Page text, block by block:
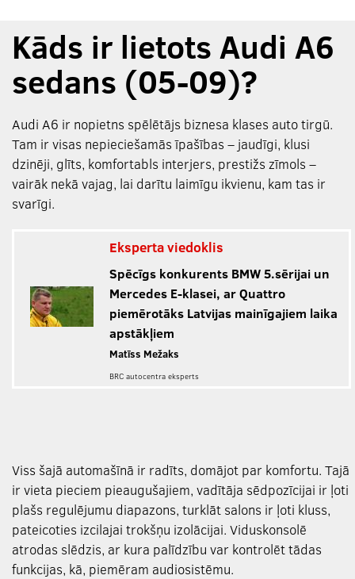
Kāds ir lietots Audi A6
sedans (05-09)?
Audi A6 ir nopietns spēlētājs biznesa klases auto tirgū.
Tam ir visas nepieciešamās īpašības – jaudīgi, klusi
dzinēji, glīts, komfortabls interjers, prestižs zīmols –
vairāk nekā vajag, lai darītu laimīgu ikvienu, kam tas ir
svarīgi.
Eksperta viedoklis
Spēcīgs konkurents BMW 5.sērijai un
Mercedes E-klasei, ar Quattro
piemērotāks Latvijas mainīgajiem laika
apstākļiem
Matīss Mežaks
BRC autocentra eksperts
Viss šajā automašīnā ir radīts, domājot par komfortu. Tajā
ir vieta pieciem pieaugušajiem, vadītāja sēdpozīcijai ir ļoti
plašs regulējumu diapazons, turklāt salons ir ļoti kluss,
pateicoties izcilajai trokšņu izolācijai. Viduskonsolē
atrodas slēdzis, ar kura palīdzību var kontrolēt tādas
funkcijas, kā, piemēram audiosistēmu.